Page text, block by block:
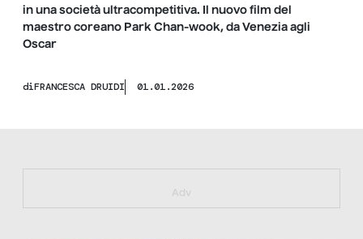
in una società ultracompetitiva. Il nuovo film del
maestro coreano Park Chan-wook, da Venezia agli
Oscar
diFRANCESCA DRUIDI 01.01.2026
https://bit.ly/muster_aggiornamento
Adv